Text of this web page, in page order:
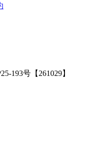
193号【261029】